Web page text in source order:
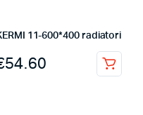
11-600*400 radiatori
54.60